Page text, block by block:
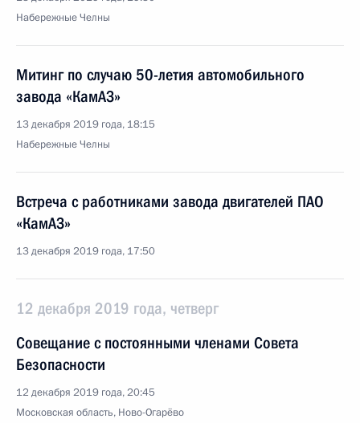
Набережные Челны
Митинг по случаю 50-летия автомобильного
завода «КамАЗ»
13 декабря 2019 года, 18:15
Набережные Челны
Встреча с работниками завода двигателей ПАО
«КамАЗ»
13 декабря 2019 года, 17:50
12 декабря 2019 года, четверг
Совещание с постоянными членами Совета
Безопасности
12 декабря 2019 года, 20:45
Московская область, Ново-Огарёво